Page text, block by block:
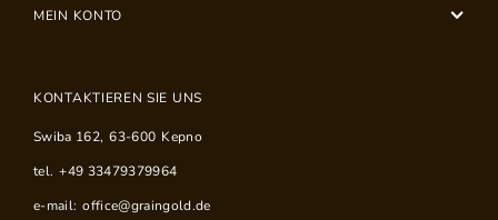
MEIN KONTO
KONTAKTIEREN SIE UNS
Swiba 162, 63-600 Kepno
tel. +49 33479379964
e-mail: office@graingold.de